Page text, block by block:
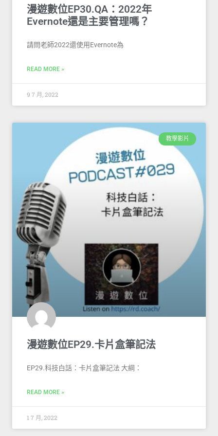
漫遊數位EP30.QA：2022年
Evernote還是主要管理嗎？
請問老師2022還使用Evernote為
READ MORE »
9 7 月, 2022
教學影片
漫遊數位EP29.卡片盒筆記法
EP29.科技白話：卡片盒筆記法 大綱：
READ MORE »
1 7 月, 2022